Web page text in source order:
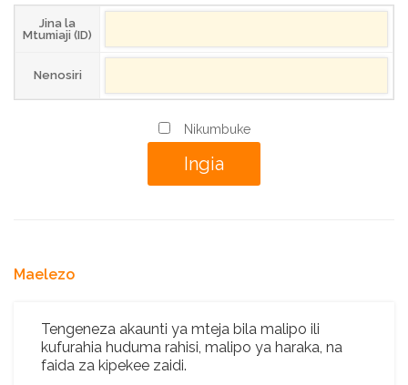
Jina la
Mtumiaji (ID)
Nenosiri
Nikumbuke
Maelezo
Tengeneza akaunti ya mteja bila malipo ili
kufurahia huduma rahisi, malipo ya haraka, na
faida za kipekee zaidi.